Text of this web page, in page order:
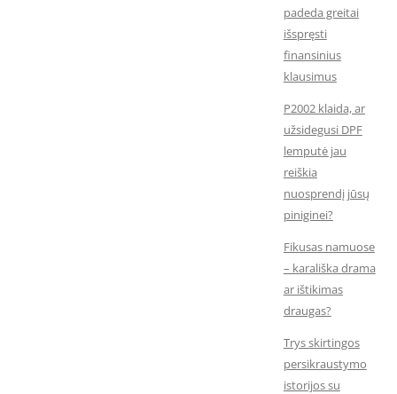
padeda greitai
išspręsti
finansinius
klausimus
P2002 klaida, ar
užsidegusi DPF
lemputė jau
reiškia
nuosprendį jūsų
piniginei?
Fikusas namuose
– karališka drama
ar ištikimas
draugas?
Trys skirtingos
persikraustymo
istorijos su